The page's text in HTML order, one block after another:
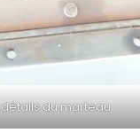
détails du marteau